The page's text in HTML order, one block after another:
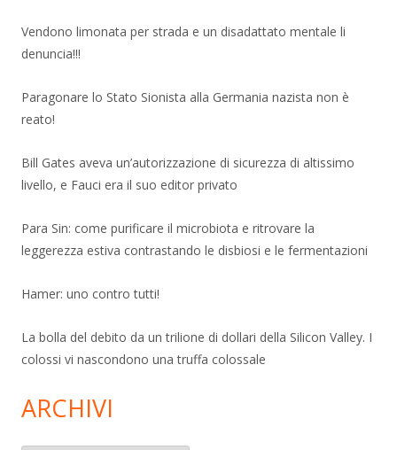
Vendono limonata per strada e un disadattato mentale li
denuncia!!!
Paragonare lo Stato Sionista alla Germania nazista non è
reato!
Bill Gates aveva un’autorizzazione di sicurezza di altissimo
livello, e Fauci era il suo editor privato
Para Sin: come purificare il microbiota e ritrovare la
leggerezza estiva contrastando le disbiosi e le fermentazioni
Hamer: uno contro tutti!
La bolla del debito da un trilione di dollari della Silicon Valley. I
colossi vi nascondono una truffa colossale
ARCHIVI